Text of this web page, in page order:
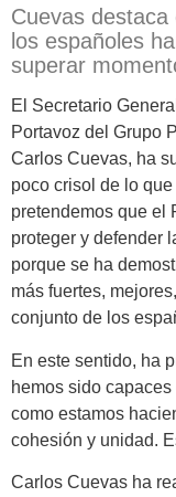
Cuevas
los españoles
superar
El Secretario
Portavoz del Grupo
Carlos Cuevas, ha
poco crisol de lo
pretendemos que el
proteger y defender
porque se ha
más fuertes,
conjunto de los
En este sentido, ha
hemos sido
como estamos
cohesión y unidad.
Carlos Cuevas ha